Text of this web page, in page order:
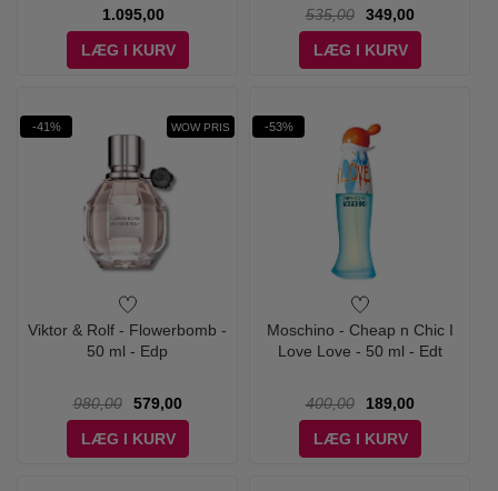
1.095,00
LÆG I KURV
535,00
349,00
LÆG I KURV
-41% WOW PRIS
Viktor & Rolf - Flowerbomb -
50 ml - Edp
980,00
579,00
LÆG I KURV
-53%
Moschino - Cheap n Chic I
Love Love - 50 ml - Edt
400,00
189,00
LÆG I KURV